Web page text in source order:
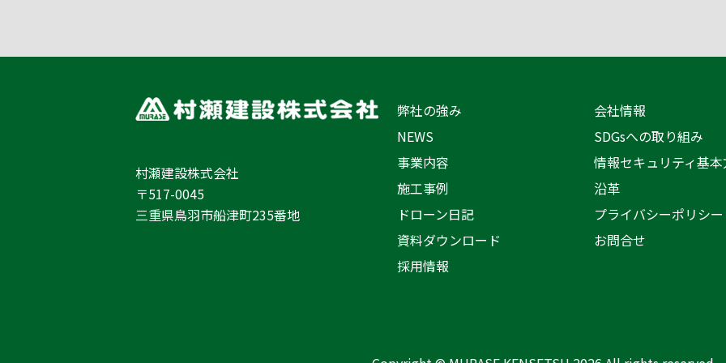
村瀬建設株式会社
〒517-0045
三重県鳥羽市船津町235番地
弊社の強み
NEWS
事業内容
施工事例
ドローン日記
資料ダウンロード
採用情報
会社情報
SDGsへの取り組み
情報セキュリティ基
沿革
プライバシーポリシー
お問合せ